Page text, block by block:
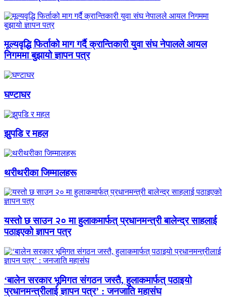
मूल्यवृद्धि फिर्ताको माग गर्दै क्रान्तिकारी युवा संघ नेपालले आयल
निगममा बुझायो ज्ञापन पत्र
घण्टाघर
झुपडि र महल
थरीथरीका जिम्मालहरू
यस्तो छ साउन २० मा हुलाकमार्फत् प्रधानमन्त्री बालेन्द्र साहलाई
पठाइएको ज्ञापन पत्र
‘बालेन सरकार भूमिगत संगठन जस्तै, हुलाकमार्फत् पठाइयो
प्रधानमन्त्रीलाई ज्ञापन पत्र’ : जनजाति महासंघ